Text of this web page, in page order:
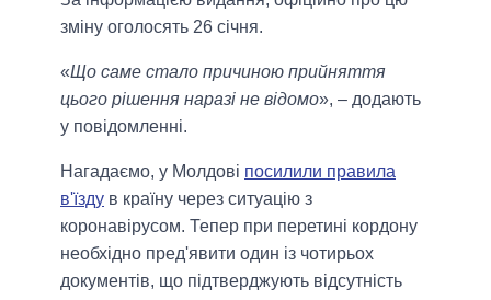
зміну оголосять 26 січня.
«Що саме стало причиною прийняття
цього рішення наразі не відомо», – додають
у повідомленні.
Нагадаємо, у Молдові посилили правила
в'їзду в країну через ситуацію з
коронавірусом. Тепер при перетині кордону
необхідно пред'явити один із чотирьох
документів, що підтверджують відсутність